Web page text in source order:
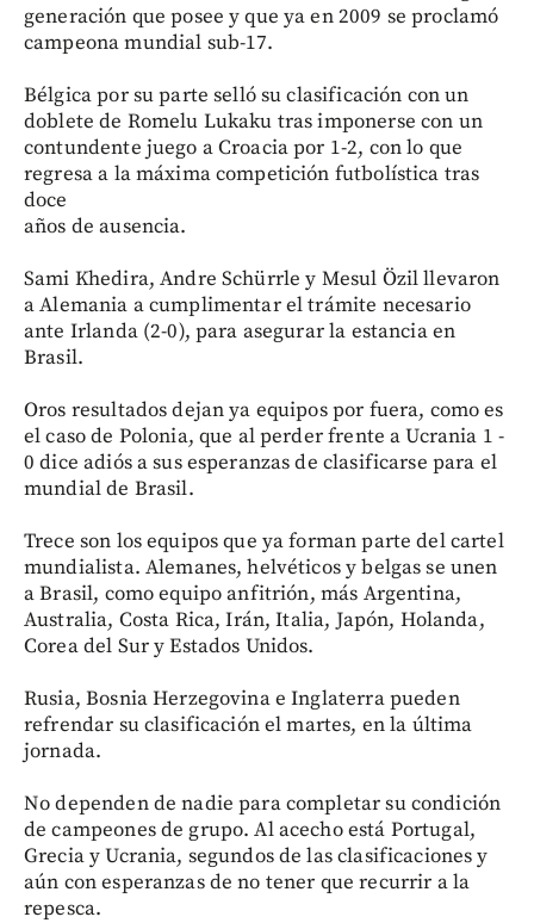
generación que posee y que ya en 2009 se proclamó
campeona mundial sub-17.
Bélgica por su parte selló su clasificación con un
doblete de Romelu Lukaku tras imponerse con un
contundente juego a Croacia por 1-2, con lo que
regresa a la máxima competición futbolística tras
doce
años de ausencia.
Sami Khedira, Andre Schürrle y Mesul Özil llevaron
a Alemania a cumplimentar el trámite necesario
ante Irlanda (2-0), para asegurar la estancia en
Brasil.
Oros resultados dejan ya equipos por fuera, como es
el caso de Polonia, que al perder frente a Ucrania 1 -
0 dice adiós a sus esperanzas de clasificarse para el
mundial de Brasil.
Trece son los equipos que ya forman parte del cartel
mundialista. Alemanes, helvéticos y belgas se unen
a Brasil, como equipo anfitrión, más Argentina,
Australia, Costa Rica, Irán, Italia, Japón, Holanda,
Corea del Sur y Estados Unidos.
Rusia, Bosnia Herzegovina e Inglaterra pueden
refrendar su clasificación el martes, en la última
jornada.
No dependen de nadie para completar su condición
de campeones de grupo. Al acecho está Portugal,
Grecia y Ucrania, segundos de las clasificaciones y
aún con esperanzas de no tener que recurrir a la
repesca.